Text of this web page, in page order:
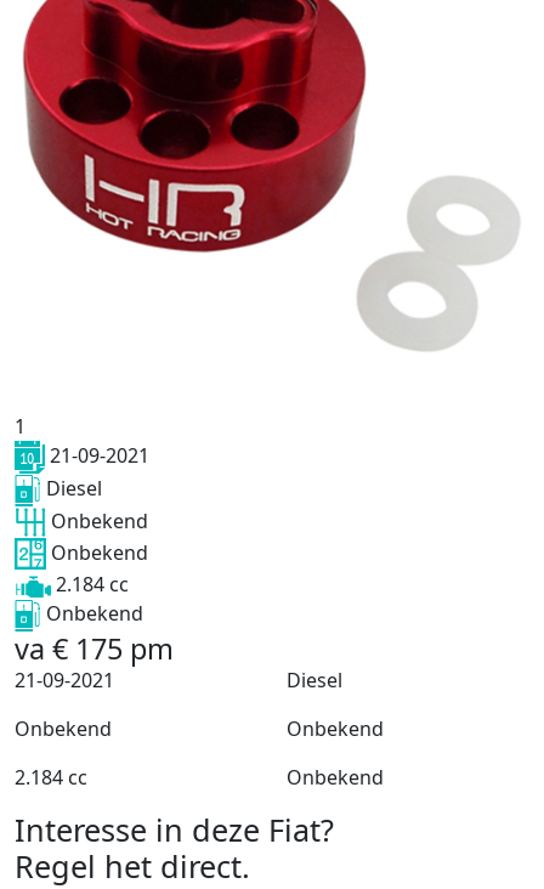
1
21-09-2021
Diesel
Onbekend
Onbekend
2.184 cc
Onbekend
va € 175 pm
21-09-2021
Diesel
Onbekend
Onbekend
2.184 cc
Onbekend
Interesse in deze Fiat?
Regel het direct.